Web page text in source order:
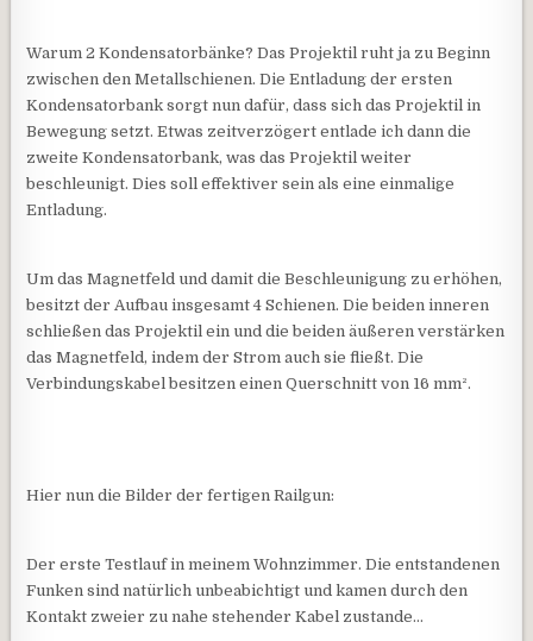
Warum 2 Kondensatorbänke? Das Projektil ruht ja zu Beginn
zwischen den Metallschienen. Die Entladung der ersten
Kondensatorbank sorgt nun dafür, dass sich das Projektil in
Bewegung setzt. Etwas zeitverzögert entlade ich dann die
zweite Kondensatorbank, was das Projektil weiter
beschleunigt. Dies soll effektiver sein als eine einmalige
Entladung.
Um das Magnetfeld und damit die Beschleunigung zu erhöhen,
besitzt der Aufbau insgesamt 4 Schienen. Die beiden inneren
schließen das Projektil ein und die beiden äußeren verstärken
das Magnetfeld, indem der Strom auch sie fließt. Die
Verbindungskabel besitzen einen Querschnitt von 16 mm².
Hier nun die Bilder der fertigen Railgun:
Der erste Testlauf in meinem Wohnzimmer. Die entstandenen
Funken sind natürlich unbeabichtigt und kamen durch den
Kontakt zweier zu nahe stehender Kabel zustande…